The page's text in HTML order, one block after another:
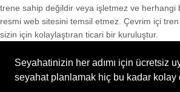
trene sahip değildir veya işletmez ve herhangi
resmi web sitesini temsil etmez. Çevrim içi
sizin için kolaylaştıran ticari bir kuruluştur.
Seyahatinizin her adımı için ücretsiz
seyahat planlamak hiç bu kadar kolay